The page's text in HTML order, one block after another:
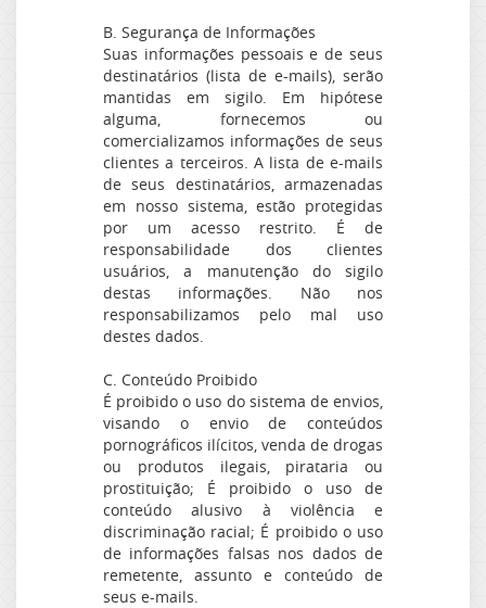
B. Segurança de Informações
Suas informações pessoais e de seus
destinatários (lista de e-mails), serão
mantidas em sigilo. Em hipótese
alguma, fornecemos ou
comercializamos informações de seus
clientes a terceiros. A lista de e-mails
de seus destinatários, armazenadas
em nosso sistema, estão protegidas
por um acesso restrito. É de
responsabilidade dos clientes
usuários, a manutenção do sigilo
destas informações. Não nos
responsabilizamos pelo mal uso
destes dados.
C. Conteúdo Proibido
É proibido o uso do sistema de envios,
visando o envio de conteúdos
pornográficos ilícitos, venda de drogas
ou produtos ilegais, pirataria ou
prostituição; É proibido o uso de
conteúdo alusivo à violência e
discriminação racial; É proibido o uso
de informações falsas nos dados de
remetente, assunto e conteúdo de
seus e-mails.